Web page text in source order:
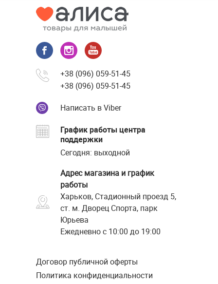
+38 (096) 059-51-45
+38 (096) 059-51-45
Написать в Viber
График работы центра
поддержки
Сегодня: выходной
Адрес магазина и график
работы
Харьков, Стадионный проезд 5,
ст. м. Дворец Спорта, парк
Юрьева
Ежедневно с 10:00 до 19:00
Договор публичной оферты
Политика конфиденциальности